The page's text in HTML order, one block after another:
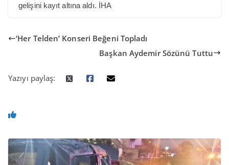
gelişini kayıt altına aldı. İHA
‘Her Telden’ Konseri Beğeni Topladı
Başkan Aydemir Sözünü Tuttu
Yazıyı paylaş: